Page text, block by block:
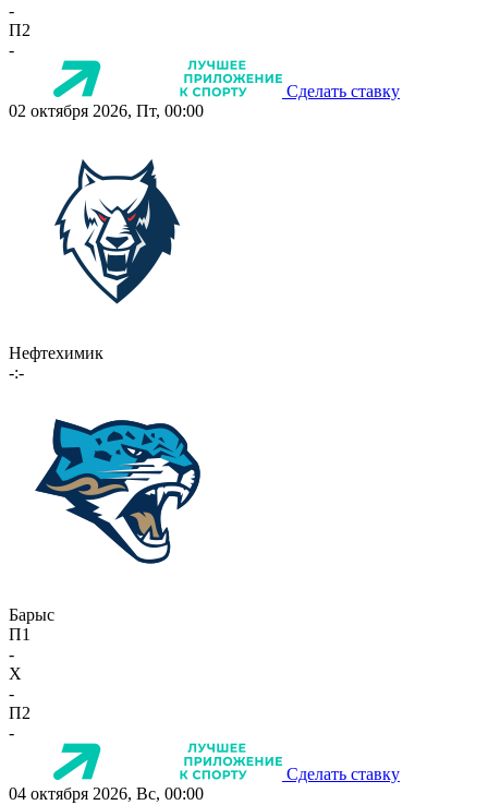
-
П2
-
Сделать ставку
02 октября 2026, Пт, 00:00
Нефтехимик
-:-
Барыс
П1
-
X
-
П2
-
Сделать ставку
04 октября 2026, Вс, 00:00